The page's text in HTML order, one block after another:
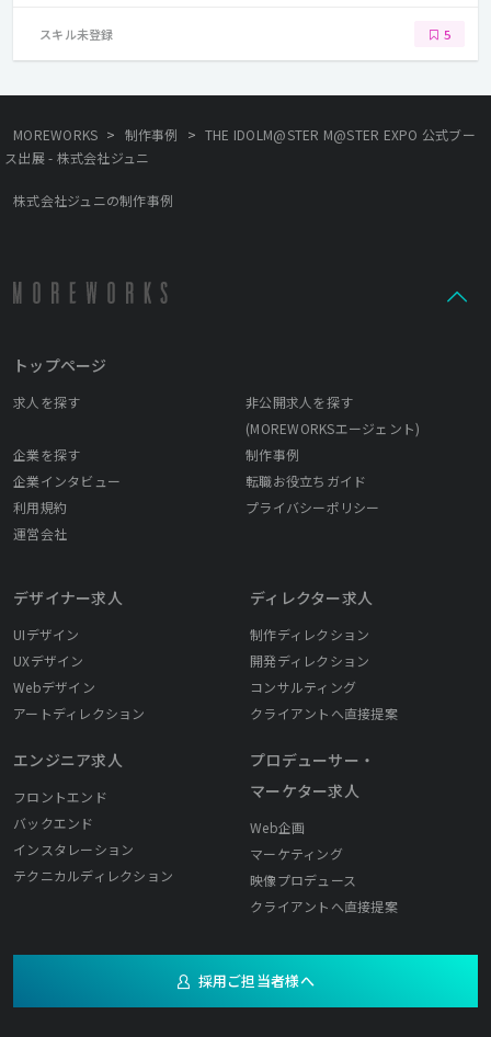
スキル未登録 5
MOREWORKS > 制作事例 > THE IDOLM@STER M@STER EXPO 公式ブー
ス出展 - 株式会社ジュニ
株式会社ジュニの制作事例
トップページ
求人を探す
非公開求人を探す
(MOREWORKSエージェント)
企業を探す
制作事例
企業インタビュー
転職お役立ちガイド
利用規約
プライバシーポリシー
運営会社
デザイナー求人
UIデザイン
UXデザイン
Webデザイン
アートディレクション
エンジニア求人
フロントエンド
バックエンド
インスタレーション
テクニカルディレクション
ディレクター求人
制作ディレクション
開発ディレクション
コンサルティング
クライアントへ直接提案
プロデューサー・
マーケター求人
Web企画
マーケティング
映像プロデュース
クライアントへ直接提案
採用ご担当者様へ